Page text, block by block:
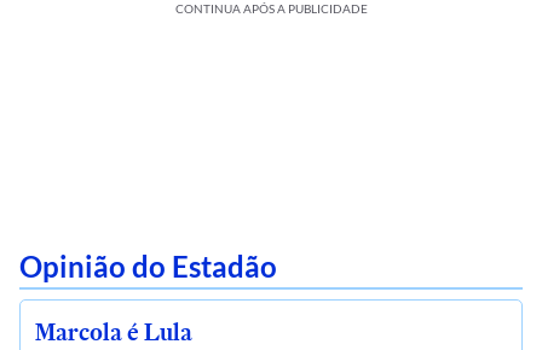
CONTINUA APÓS A PUBLICIDADE
Opinião do Estadão
Marcola é Lula